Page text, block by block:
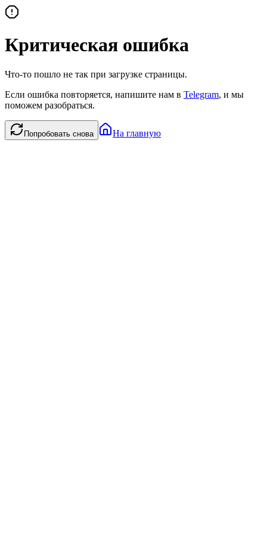
Критическая ошибка
Что-то пошло не так при загрузке страницы.
Если ошибка повторяется, напишите нам в Telegram, и мы
поможем разобраться.
Попробовать снова На главную